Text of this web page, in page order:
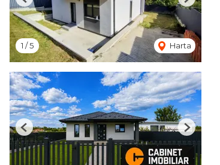
1 /5 Harta
Previous Next
Previous Next